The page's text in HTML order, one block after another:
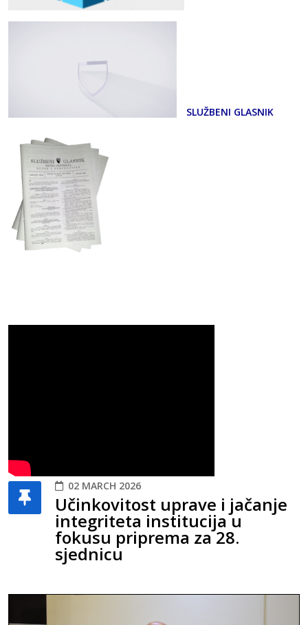
SLUŽBENI GLASNIK
02 MARCH 2026
Učinkovitost uprave i jačanje
integriteta institucija u
fokusu priprema za 28.
sjednicu